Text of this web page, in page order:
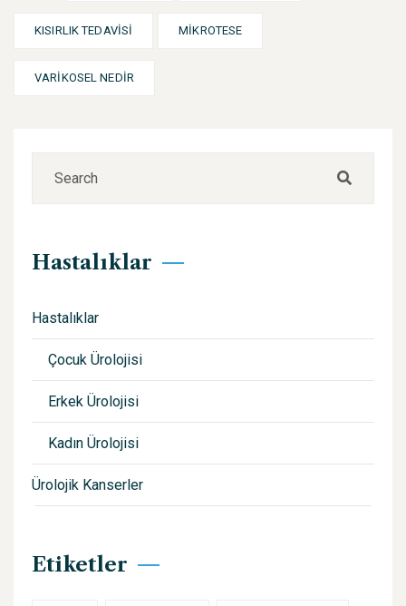
KISIRLIK TEDAVISI MIKROTESE
VARIKOSEL NEDIR
Hastalıklar
Hastalıklar
Çocuk Ürolojisi
Erkek Ürolojisi
Kadın Ürolojisi
Ürolojik Kanserler
Etiketler